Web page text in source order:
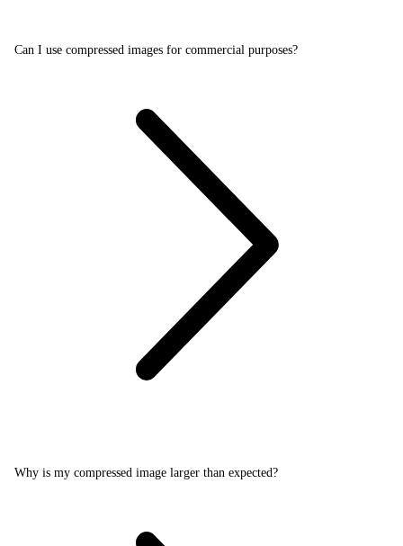
Can I use compressed images for commercial purposes?
Why is my compressed image larger than expected?